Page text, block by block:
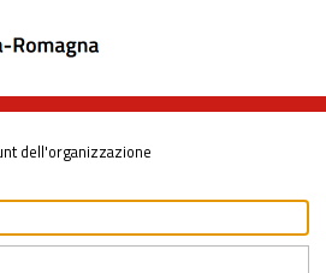
dell'organizzazione